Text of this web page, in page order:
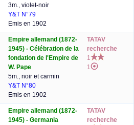
3m., violet-noir
Y&T N°79
Emis en 1902
Empire allemand (1872-
1945) - Célébration de la
fondation de l'Empire de
W. Pape
5m., noir et carmin
Y&T N°80
Emis en 1902
TATAV
recherche
1
1
Empire allemand (1872-
1945) - Germania
TATAV
recherche